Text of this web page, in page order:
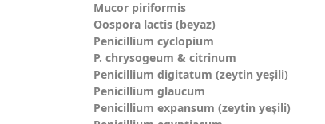
Mucor piriformis
Oospora lactis (beyaz)
Penicillium cyclopium
P. chrysogeum & citrinum
Penicillium digitatum (zeytin yeşili)
Penicillium glaucum
Penicillium expansum (zeytin yeşili)